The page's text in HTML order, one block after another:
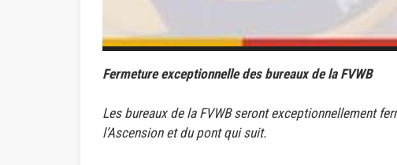
Fermeture exceptionnelle des bureaux de la FVWB
Les bureaux de la FVWB seront exceptionnellement
l’Ascension et du pont qui suit.